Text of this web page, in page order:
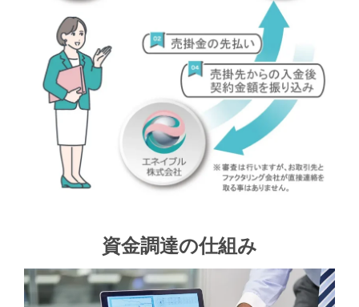
資金調達の仕組み